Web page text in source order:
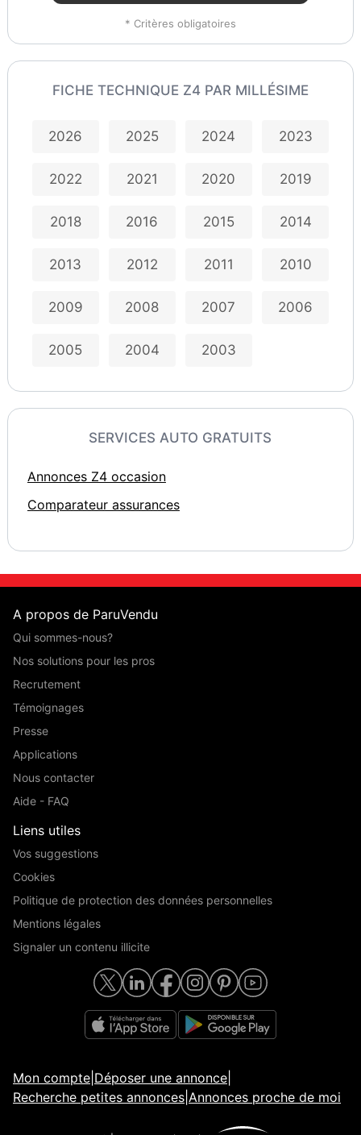
* Critères obligatoires
FICHE TECHNIQUE Z4 PAR MILLÉSIME
2026 2025 2024 2023
2022 2021 2020 2019
2018 2016 2015 2014
2013 2012 2011 2010
2009 2008 2007 2006
2005 2004 2003
SERVICES AUTO GRATUITS
Annonces Z4 occasion
Comparateur assurances
A propos de ParuVendu
Qui sommes-nous?
Nos solutions pour les pros
Recrutement
Témoignages
Presse
Applications
Nous contacter
Aide - FAQ
Liens utiles
Vos suggestions
Cookies
Politique de protection des données personnelles
Mentions légales
Signaler un contenu illicite
Mon compte Déposer une annonce
Recherche petites annonces Annonces proche de moi